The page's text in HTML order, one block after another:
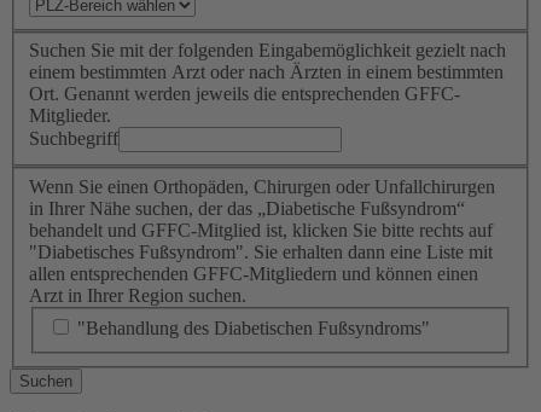
Suchen Sie mit der folgenden Eingabemöglichkeit gezielt nach
einem bestimmten Arzt oder nach Ärzten in einem bestimmten
Ort. Genannt werden jeweils die entsprechenden GFFC-
Mitglieder.
Suchbegriff
Wenn Sie einen Orthopäden, Chirurgen oder Unfallchirurgen
in Ihrer Nähe suchen, der das „Diabetische Fußsyndrom“
behandelt und GFFC-Mitglied ist, klicken Sie bitte rechts auf
"Diabetisches Fußsyndrom". Sie erhalten dann eine Liste mit
allen entsprechenden GFFC-Mitgliedern und können einen
Arzt in Ihrer Region suchen.
"Behandlung des Diabetischen Fußsyndroms"
Suchen